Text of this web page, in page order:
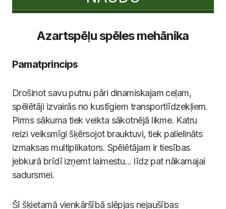
Azartspēļu spēles mehānika
Pamatprincips
Drošinot savu putnu pāri dinamiskajam ceļam,
spēlētāji izvairās no kustīgiem transportlīdzekļiem.
Pirms sākuma tiek veikta sākotnējā likme. Katru
reizi veiksmīgi šķērsojot brauktuvi, tiek palielināts
izmaksas multiplikators. Spēlētājam ir tiesības
jebkurā brīdī izņemt laimestu... līdz pat nākamajai
sadursmei.
Šī šķietamā vienkāršībā slēpjas nejaušības